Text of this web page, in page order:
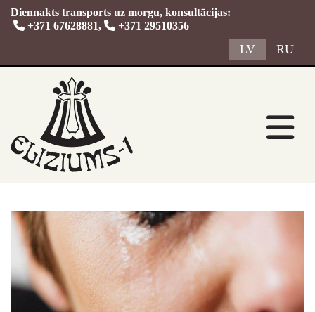
Diennakts transports uz morgu, konsultācijas:
 +371 67628881,  +371 29510356
LV RU